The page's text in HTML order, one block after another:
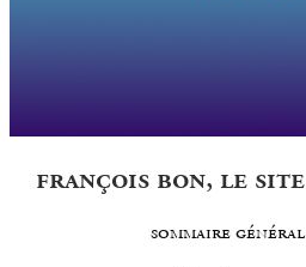
françois bon, le site
sommaire général